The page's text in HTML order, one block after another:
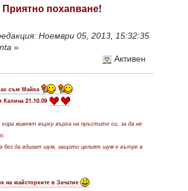
Приятно похапване!
Ноември 05, 2013, 15:32:35
»
Активен
съм Майка
Калина 21.10.09
живеят върху върха на пръстите си, за да не
без да вдигат шум, защото целият шум е вътре в
на майсторките в Зачатие